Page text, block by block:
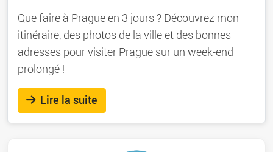
Que faire à Prague en 3 jours ? Découvrez mon
itinéraire, des photos de la ville et des bonnes
adresses pour visiter Prague sur un week-end
prolongé !
Lire la suite